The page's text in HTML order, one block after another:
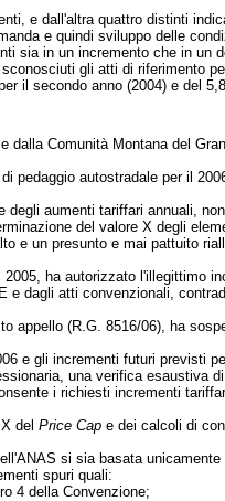
e dall'altra quattro distinti
e quindi sviluppo delle
sia in un incremento che in un
gli atti di riferimento
il secondo anno (2004) e del
Comunità Montana del
pedaggio autostradale per il
degli aumenti tariffari annuali,
del valore X degli
e un presunto e mai pattuito
ha autorizzato l'illegittimo
dagli atti convenzionali,
appello (R.G. 8516/06), ha
e gli incrementi futuri previsti
una verifica esaustiva
i richiesti incrementi
del Price Cape dei calcoli di
si sia basata
spuri quali:
4 della Convenzione;